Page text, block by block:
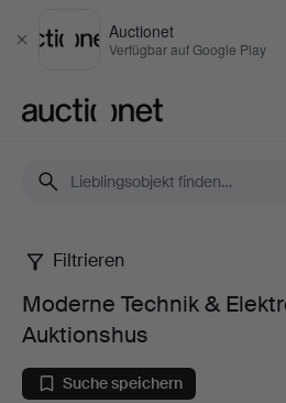
Schließen
Auctionet
Verfügbar auf Google Play
Moderne
Technik
&
Filtrieren
Moderne Technik &
Auktionshus
Suche speichern